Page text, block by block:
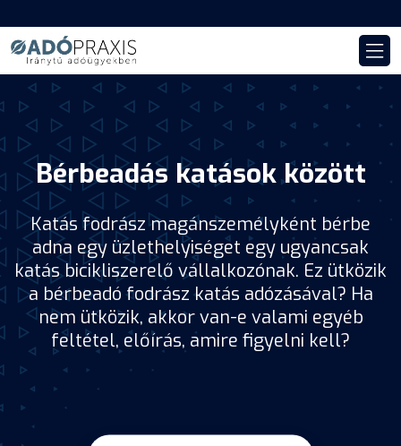
Bérbeadás katások között
Katás fodrász magánszemélyként bérbe
adna egy üzlethelyiséget egy ugyancsak
katás bicikliszerelő vállalkozónak. Ez ütközik
a bérbeadó fodrász katás adózásával? Ha
nem ütközik, akkor van-e valami egyéb
feltétel, előírás, amire figyelni kell?